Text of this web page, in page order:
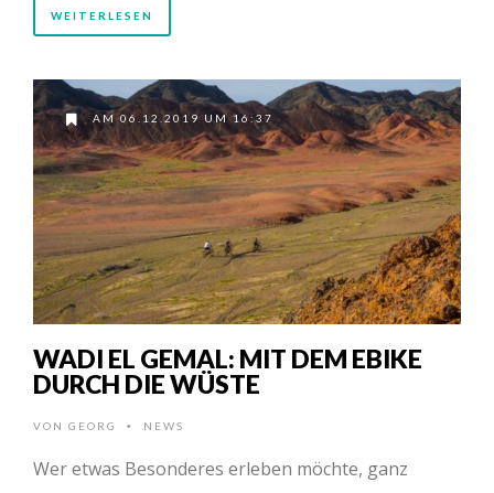
WEITERLESEN
AM 06.12.2019 UM 16:37
WADI EL GEMAL: MIT DEM EBIKE
DURCH DIE WÜSTE
VON GEORG • NEWS
Wer etwas Besonderes erleben möchte, ganz